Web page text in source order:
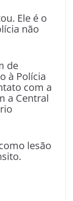
Ele é o
não
de
à Polícia
com a
a Central
lesão